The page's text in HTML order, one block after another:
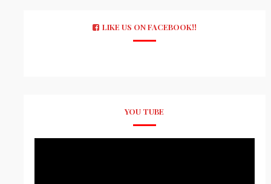
LIKE US ON FACEBOOK!!
YOU TUBE